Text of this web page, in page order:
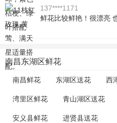
137****1171
鲜花比较鲜艳！很漂亮
南昌东湖区鲜花
南昌鲜花 东湖区送花 西
湾里区鲜花 青山湖区送花
安义县鲜花 进贤县送花